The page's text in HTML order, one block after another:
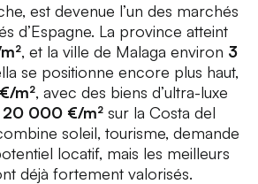
est devenue l’un des marchés
d’Espagne. La province atteint
, et la ville de Malaga environ 3
se positionne encore plus haut,
m², avec des biens d’ultra-luxe
20 000 €/m² sur la Costa del
soleil, tourisme, demande
locatif, mais les meilleurs
déjà fortement valorisés.